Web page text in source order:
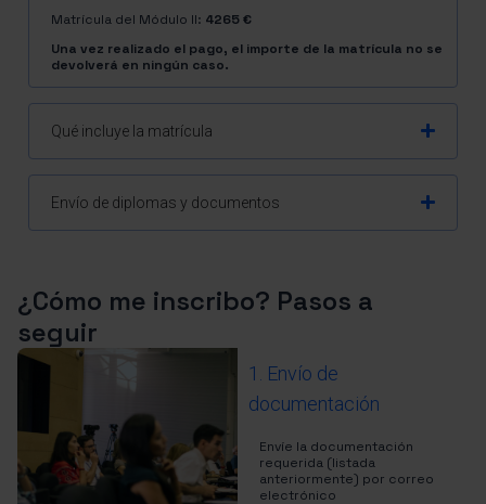
Matrícula del Módulo II: 4265 €
Una vez realizado el pago, el importe de la matrícula no se
devolverá en ningún caso.
Qué incluye la matrícula
Envío de diplomas y documentos
¿Cómo me inscribo? Pasos a
seguir
1. Envío de
documentación
Envíe la documentación
requerida (listada
anteriormente) por correo
electrónico